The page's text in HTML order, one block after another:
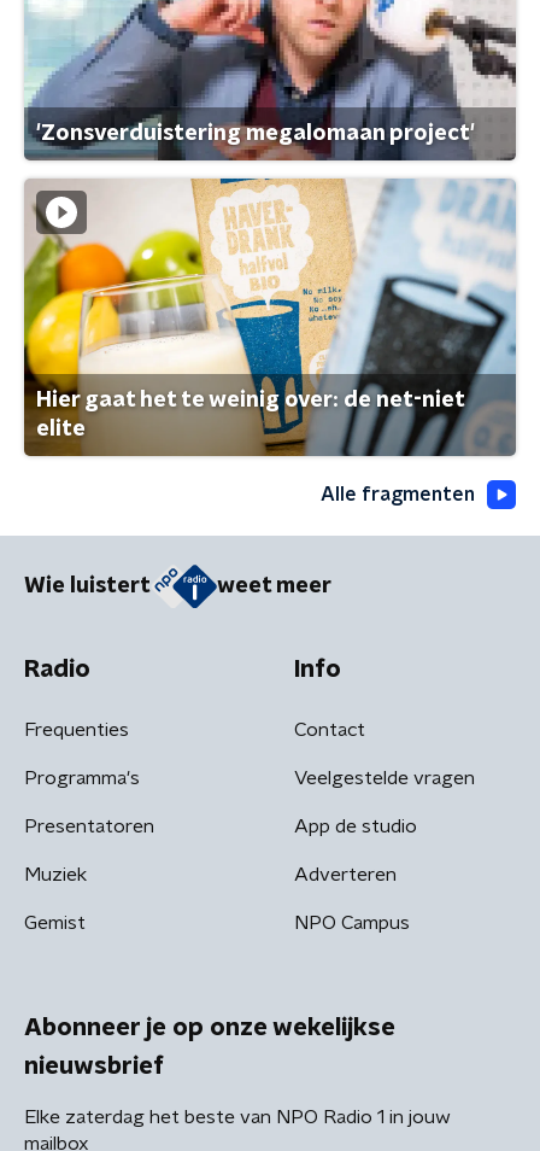
'Zonsverduistering megalomaan project'
Hier gaat het te weinig over: de net-niet
elite
Alle fragmenten
Wie luistert weet meer
Radio
Frequenties
Programma's
Presentatoren
Muziek
Gemist
Info
Contact
Veelgestelde vragen
App de studio
Adverteren
NPO Campus
Abonneer je op onze wekelijkse
nieuwsbrief
Elke zaterdag het beste van NPO Radio 1 in jouw
mailbox